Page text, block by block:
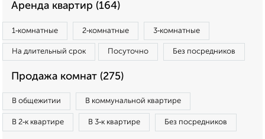
Аренда квартир (164)
1‑комнатные 2‑комнатные 3‑комнатные
На длительный срок Посуточно Без посредников
Продажа комнат (275)
В общежитии В коммунальной квартире
В 2‑к квартире В 3‑к квартире Без посредников